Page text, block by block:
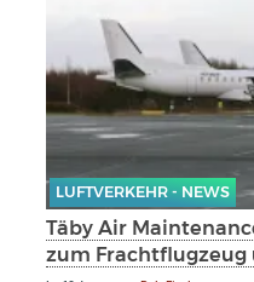
LUFTVERKEHR - NEWS
Täby Air
zum Frachtflugzeug